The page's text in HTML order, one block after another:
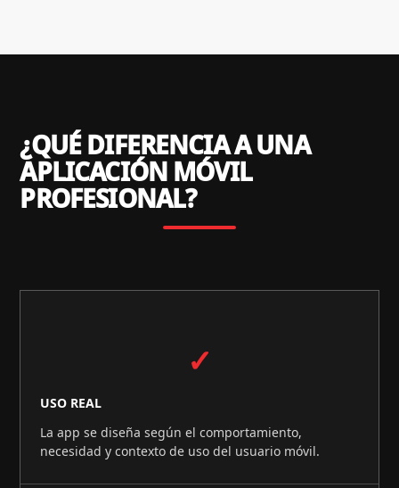
¿QUÉ DIFERENCIA A UNA
APLICACIÓN MÓVIL
PROFESIONAL?
✓
USO REAL
La app se diseña según el comportamiento,
necesidad y contexto de uso del usuario móvil.